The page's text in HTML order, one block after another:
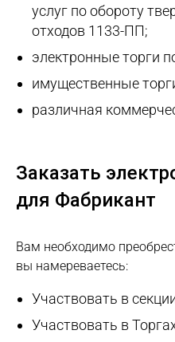
услуг по обороту
отходов 1133-ПП;
электронные торги
имущественные
различная
Заказать
для Фабрикант
Вам необходимо
вы намереваетесь:
Участвовать в
Участвовать в